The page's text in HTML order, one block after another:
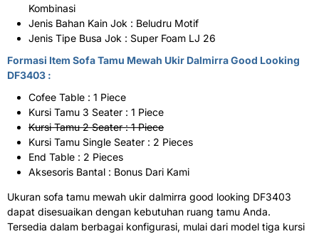
Kombinasi
Jenis Bahan Kain Jok : Beludru Motif
Jenis Tipe Busa Jok : Super Foam LJ 26
Formasi Item Sofa Tamu Mewah Ukir Dalmirra Good Looking
DF3403 :
Cofee Table : 1 Piece
Kursi Tamu 3 Seater : 1 Piece
Kursi Tamu 2 Seater : 1 Piece
Kursi Tamu Single Seater : 2 Pieces
End Table : 2 Pieces
Aksesoris Bantal : Bonus Dari Kami
Ukuran sofa tamu mewah ukir dalmirra good looking DF3403
dapat disesuaikan dengan kebutuhan ruang tamu Anda.
Tersedia dalam berbagai konfigurasi, mulai dari model tiga kursi